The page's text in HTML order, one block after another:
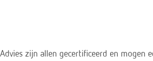
zijn allen gecertificeerd en mogen